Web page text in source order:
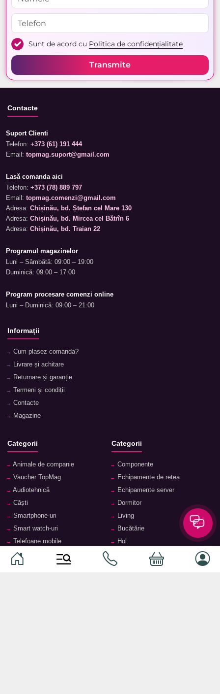
Sunt de acord cu Politica de confidențialitate
Transmite
Contacte
Suport Clienti
Telefon: +373 (61) 191 444
Email: topmag.suport@gmail.com
Lasă comanda aici
Telefon: +373 (78) 889 797
Email: topmag.comenzi@gmail.com
Adresa: Chișinău, bd. Ștefan cel Mare 130
Adresa: Chișinău, bd. Mircea cel Bătrîn 6
Adresa: Chișinău, bd. Traian 22
Programul magazinelor
Luni – Sâmbătă: 09:00 – 19:00
Duminică: 09:00 – 17:00
Program procesare comenzi online
Luni – Duminică: 09:00 – 21:00
Informații
Cum plasez comanda?
Livrare și achitare
Returnare și garanție
Termeni și condiții
Contacte
Magazine
Categorii
Animale de companie
Vaucher TopMag
Audiotehnică
Căști
Smartphone-uri
Smart watch-uri
Telefoane mobile
Ochelari inteligenți
Software
Categorii
Componente
Echipamente de rețea
Echipamente server
Dormitor
Living
Bucătărie
Hol
Cameră copii
Birou și cabinet